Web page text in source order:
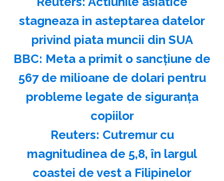
stagneaza in asteptarea datelor
privind piata muncii din SUA
BBC: Meta a primit o sancţiune de
567 de milioane de dolari pentru
probleme legate de siguranţa
copiilor
Reuters: Cutremur cu
magnitudinea de 5,8, în largul
coastei de vest a Filipinelor